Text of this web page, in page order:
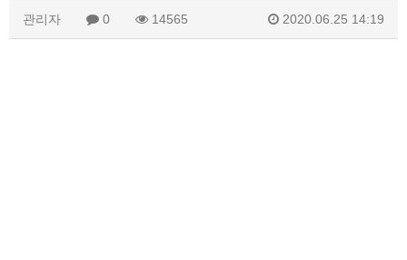
관리자 0 14565 2020.06.25 14:19